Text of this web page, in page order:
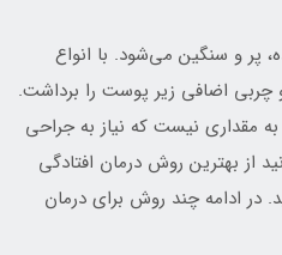
پر و سنگین می‌شود. با انواع
چربی اضافی زیر پوست را برداشت.
به مقداری نیست که نیاز به جراحی
از بهترین روش درمان افتادگی
در ادامه چند روش برای درمان